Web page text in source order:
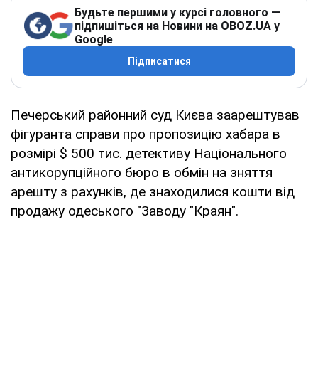
Будьте першими у курсі головного —
підпишіться на Новини на OBOZ.UA у
Google
Підписатися
Печерський районний суд Києва заарештував
фігуранта справи про пропозицію хабара в
розмірі $ 500 тис. детективу Національного
антикорупційного бюро в обмін на зняття
арешту з рахунків, де знаходилися кошти від
продажу одеського "Заводу "Краян".